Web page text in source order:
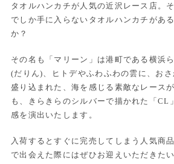
タオルハンカチが人気の近沢レース店。
でしか手に入らないタオルハンカチがあ
か？
その名も「マリーン」は港町である横浜
(だりん)、ヒトデやふわふわの雲に、お
盛り込まれた、海を感じる素敵なレース
も、きらきらのシルバーで描かれた「CL
感を演出いたします。
入荷するとすぐに完売してしまう人気商
で出会えた際にはぜひお迎えいただきた